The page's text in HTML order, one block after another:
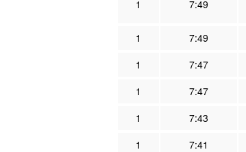
1 7:49
1
7:49
1
7:47
1
7:47
1
7:43
1
7:41